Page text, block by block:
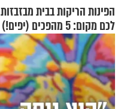
הפינות הריקות בבית מבזבזות
לכם מקום: 5 מהפכים (יפים!)
שאפשר לעשות כבר היום